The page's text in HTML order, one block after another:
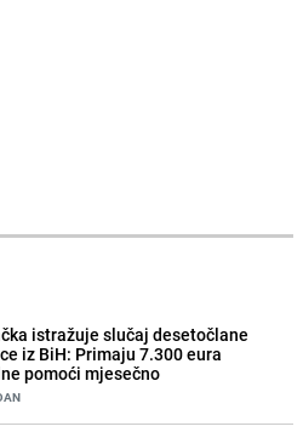
istražuje slučaj desetočlane
iz BiH: Primaju 7.300 eura
pomoći mjesečno